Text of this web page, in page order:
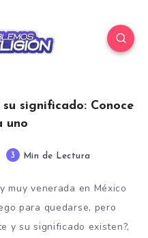
significado: Conoce
uno
3 Min de Lectura
muy venerada en México
para quedarse, pero
y su significado existen?,